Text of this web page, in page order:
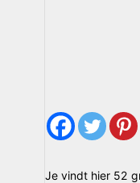
Je vindt hier 52